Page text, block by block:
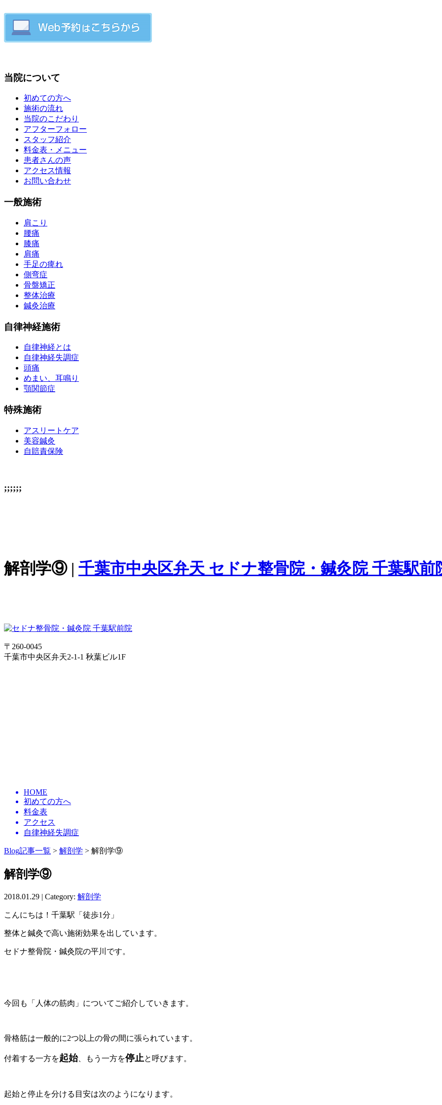
当院について
初めての方へ
施術の流れ
当院のこだわり
アフターフォロー
スタッフ紹介
料金表・メニュー
患者さんの声
アクセス情報
お問い合わせ
一般施術
肩こり
腰痛
膝痛
肩痛
手足の痺れ
側弯症
骨盤矯正
整体治療
鍼灸治療
自律神経施術
自律神経とは
自律神経失調症
頭痛
めまい、耳鳴り
顎関節症
特殊施術
アスリートケア
美容鍼灸
自賠責保険
;;;;;;
解剖学⑨ | 千葉市中央区弁天 セドナ整骨院・鍼灸院 千葉駅前
〒260-0045
千葉市中央区弁天2-1-1 秋葉ビル1F
HOME
初めての方へ
料金表
アクセス
自律神経失調症
Blog記事一覧 > 解剖学 > 解剖学⑨
解剖学⑨
2018.01.29 | Category: 解剖学
こんにちは！千葉駅「徒歩1分」
整体と鍼灸で高い施術効果を出しています。
セドナ整骨院・鍼灸院の平川です。
今回も「人体の筋肉」についてご紹介していきます。
骨格筋は一般的に2つ以上の骨の間に張られています。
付着する一方を起始、もう一方を停止と呼びます。
起始と停止を分ける目安は次のようになります。